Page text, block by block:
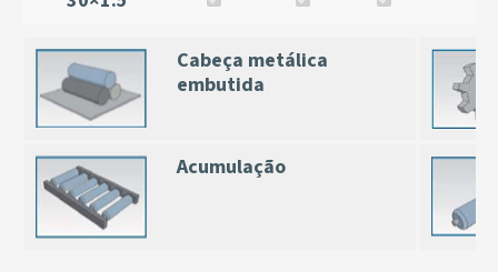
Cabeça metálica
embutida
Acumulação